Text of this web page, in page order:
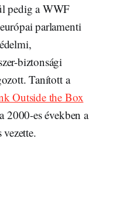
pedig a WWF
parlamenti
biztonsági
Tanított a
Outside the Box
2000-es években a